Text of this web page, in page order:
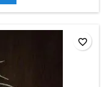
favorite_border